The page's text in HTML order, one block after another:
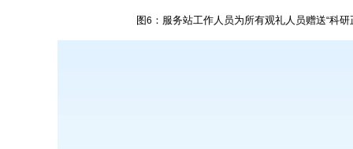
图6 ：服务站工作人员为所有观礼人员赠送“科研